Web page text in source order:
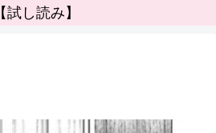
【試し読み】